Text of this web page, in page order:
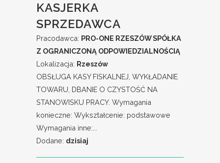
KASJERKA
SPRZEDAWCA
Pracodawca: PRO-ONE RZESZÓW SPÓŁKA
Z OGRANICZONĄ ODPOWIEDZIALNOŚCIĄ
Lokalizacja: Rzeszów
OBSŁUGA KASY FISKALNEJ, WYKŁADANIE
TOWARU, DBANIE O CZYSTOŚĆ NA
STANOWISKU PRACY. Wymagania
konieczne: Wykształcenie: podstawowe
Wymagania inne:...
Dodane: dzisiaj